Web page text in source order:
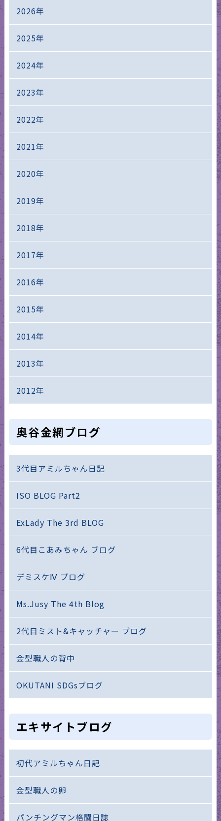
2026年
2025年
2024年
2023年
2022年
2021年
2020年
2019年
2018年
2017年
2016年
2015年
2014年
2013年
2012年
奥谷金網ブログ
3代目アミルちゃん日記
ISO BLOG Part2
ExLady The 3rd BLOG
6代目こあみちゃん ブログ
デミスケⅣ ブログ
Ms.Jusy The 4th Blog
2代目ミスト&キャッチャー ブログ
金型職人の背中
OKUTANI SDGsブログ
エキサイトブログ
初代アミルちゃん日記
金型職人の卵
パンチングマン格闘日誌